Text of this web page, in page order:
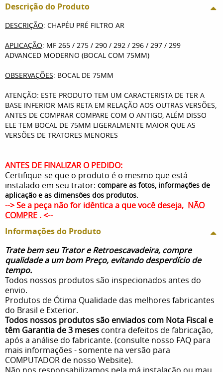
Descrição do Produto
DESCRIÇÃO: CHAPÉU PRÉ FILTRO AR
APLICAÇÃO: MF 265 / 275 / 290 / 292 / 296 / 297 / 299
ADVANCED MODERNO (BOCAL COM 75MM)
OBSERVAÇÕES: BOCAL DE 75MM
ATENÇÃO: ESTE PRODUTO TEM UM CARACTERISTA DE TER A
BASE INFERIOR MAIS RETA EM RELAÇÃO AOS OUTRAS VERSÕES,
ANTES DE COMPRAR COMPARE COM O ANTIGO, ALÉM DISSO
ELE TEM BOCAL DE 75MM LIGERALMENTE MAIOR QUE AS
VERSÕES DE TRATORES MENORES
ANTES DE FINALIZAR O PEDIDO:
Certifique-se que o produto é o mesmo que está
instalado em seu trator: compare as fotos, informações de
aplicação e as dimensões dos produtos.
--> Se a peça não for idêntica a que você deseja, NÃO
COMPRE . <--
Informações do Produto
Trate bem seu Trator e Retroescavadeira, compre
qualidade a um bom Preço, evitando desperdício de
tempo.
Todos nossos produtos são inspecionados antes do
envio.
Produtos de Ótima Qualidade das melhores fabricantes
do Brasil e Exterior.
Todos nossos produtos são enviados com Nota Fiscal e
têm Garantia de 3 meses contra defeitos de fabricação,
após a análise do fabricante. (consulte nosso FAQ para
mais informações - somente na versão para
COMPUTADOR de nosso Website).